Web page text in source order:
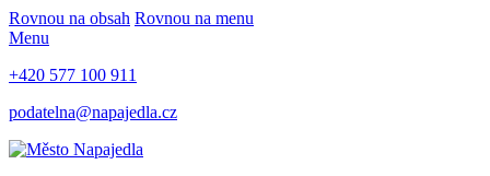
Rovnou na obsah Rovnou na menu
Menu
+420 577 100 911
podatelna@napajedla.cz